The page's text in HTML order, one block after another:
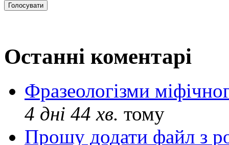
Останні коментарі
Фразеологізми
4 дні 44 хв. тому
Прошу додати файл з